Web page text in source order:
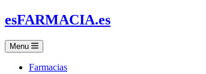
esFARMACIA.es
Menu
Farmacias